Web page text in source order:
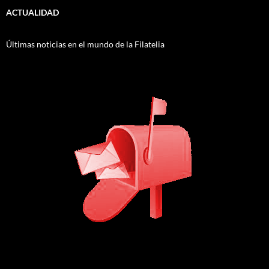
ACTUALIDAD
Últimas noticias en el mundo de la Filatelia